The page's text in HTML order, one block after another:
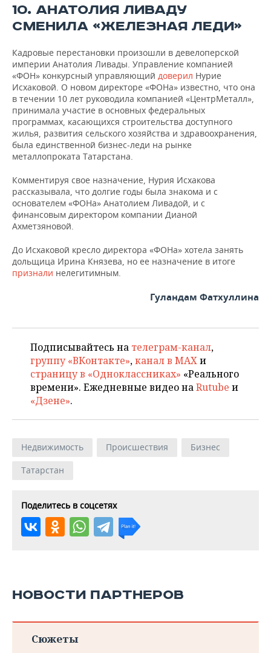
10. АНАТОЛИЯ ЛИВАДУ
СМЕНИЛА «ЖЕЛЕЗНАЯ ЛЕДИ»
Кадровые перестановки произошли в девелоперской
империи Анатолия Ливады. Управление компанией
«ФОН» конкурсный управляющий доверил Нурие
Исхаковой. О новом директоре «ФОНа» известно, что она
в течении 10 лет руководила компанией «ЦентрМеталл»,
принимала участие в основных федеральных
программах, касающихся строительства доступного
жилья, развития сельского хозяйства и здравоохранения,
была единственной бизнес-леди на рынке
металлопроката Татарстана.
Комментируя свое назначение, Нурия Исхакова
рассказывала, что долгие годы была знакома и с
основателем «ФОНа» Анатолием Ливадой, и с
финансовым директором компании Дианой
Ахметзяновой.
До Исхаковой кресло директора «ФОНа» хотела занять
дольщица Ирина Князева, но ее назначение в итоге
признали нелегитимным.
Гуландам Фатхуллина
Подписывайтесь на телеграм-канал,
группу «ВКонтакте»,канал в MAXи
страницу в «Одноклассниках» «Реального
времени». Ежедневные видео наRutube и
«Дзене».
Недвижимость Происшествия
Бизнес
Татарстан
Поделитесь в соцсетях
НОВОСТИ ПАРТНЕРОВ
Сюжеты